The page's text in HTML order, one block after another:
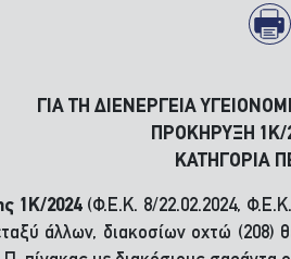
ΓΙΑ ΤΗ ΔΙΕΝΕΡΓΕΙΑ
ΠΡΟΚΗΡΥΞΗ 1Κ/
ΚΑΤΗΓΟΡΙΑ
1Κ/2024(Φ.Ε.Κ. 8/22.02.2024,
άλλων, διακοσίων οχτώ